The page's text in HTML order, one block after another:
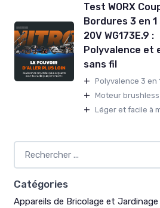
Test WORX
Bordures 3 en 1
20V WG173E.9 :
Polyvalence et
sans fil
+ Polyvalence 3 en
+ Moteur
+ Léger et facile à
Catégories
Appareils de Bricolage et Jardinage